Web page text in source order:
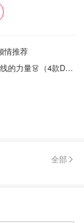
）直到这些芽
情推荐
旧衣改造DIY也是一种乐趣，坚信每一针一线的力量👗（4款DIY教程）
全部